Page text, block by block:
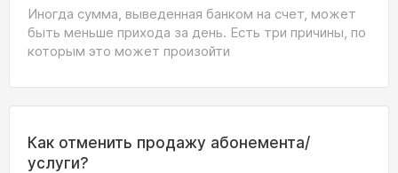
Иногда сумма, выведенная банком на счет, может
быть меньше прихода за день. Есть три причины, по
которым это может произойти
Как отменить продажу абонемента/
услуги?